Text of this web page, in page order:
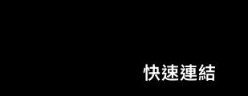
快速連結